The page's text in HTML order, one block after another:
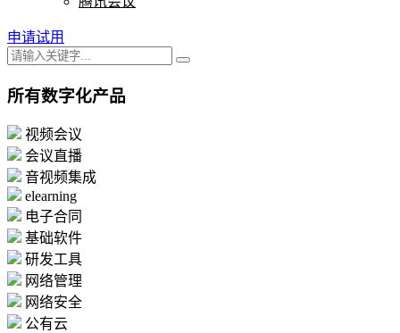
申请试用
所有数字化产品
视频会议
会议直播
音视频集成
elearning
电子合同
基础软件
研发工具
网络管理
网络安全
公有云